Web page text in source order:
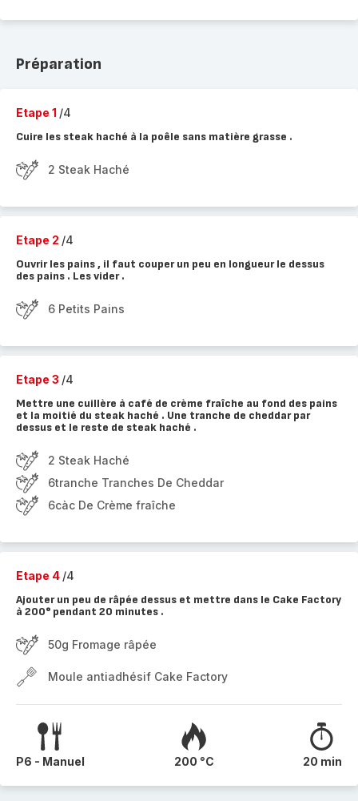
Préparation
Etape 1 /4
Cuire les steak haché à la poêle sans matière grasse .
2 Steak Haché
Etape 2 /4
Ouvrir les pains , il faut couper un peu en longueur le dessus
des pains . Les vider .
6 Petits Pains
Etape 3 /4
Mettre une cuillère à café de crème fraîche au fond des pains
et la moitié du steak haché . Une tranche de cheddar par
dessus et le reste de steak haché .
2 Steak Haché
6tranche Tranches De Cheddar
6càc De Crème fraîche
Etape 4 /4
Ajouter un peu de râpée dessus et mettre dans le Cake Factory
à 200° pendant 20 minutes .
50g Fromage râpée
Moule antiadhésif Cake Factory
P6 - Manuel 200 °C 20 min